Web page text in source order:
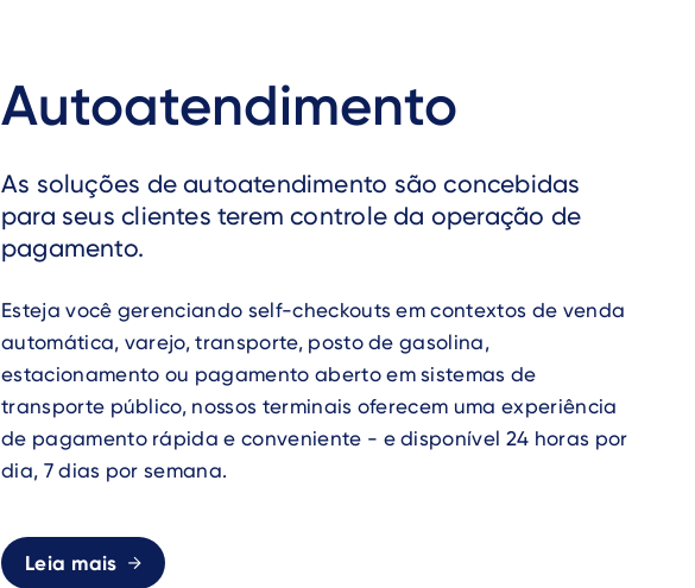
Autoatendimento
As soluções de autoatendimento são concebidas
para seus clientes terem controle da operação de
pagamento.
Esteja você gerenciando self-checkouts em contextos de venda
automática, varejo, transporte, posto de gasolina,
estacionamento ou pagamento aberto em sistemas de
transporte público, nossos terminais oferecem uma experiência
de pagamento rápida e conveniente - e disponível 24 horas por
dia, 7 dias por semana.
Leia mais